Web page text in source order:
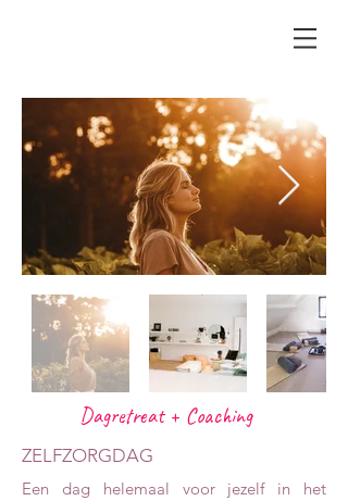
Dagretreat + Coaching
ZELFZORGDAG
Een dag helemaal voor jezelf in het